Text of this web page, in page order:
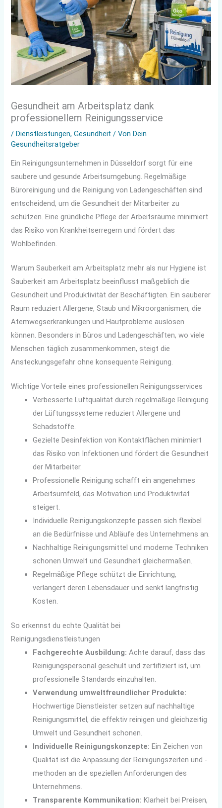
Gesundheit am Arbeitsplatz dank
professionellem Reinigungsservice
/Dienstleistungen,Gesundheit / VonDein
Gesundheitsratgeber
Ein Reinigungsunternehmen in Düsseldorf sorgt für eine
saubere und gesunde Arbeitsumgebung. Regelmäßige
Büroreinigung und die Reinigung von Ladengeschäften sind
entscheidend, um die Gesundheit der Mitarbeiter zu
schützen. Eine gründliche Pflege der Arbeitsräume minimiert
das Risiko von Krankheitserregern und fördert das
Wohlbefinden.
Warum Sauberkeit am Arbeitsplatz mehr als nur Hygiene ist
Sauberkeit am Arbeitsplatz beeinflusst maßgeblich die
Gesundheit und Produktivität der Beschäftigten. Ein sauberer
Raum reduziert Allergene, Staub und Mikroorganismen, die
Atemwegserkrankungen und Hautprobleme auslösen
können. Besonders in Büros und Ladengeschäften, wo viele
Menschen täglich zusammenkommen, steigt die
Ansteckungsgefahr ohne konsequente Reinigung.
Wichtige Vorteile eines professionellen Reinigungsservices
Verbesserte Luftqualität durch regelmäßige Reinigung
der Lüftungssysteme reduziert Allergene und
Schadstoffe.
Gezielte Desinfektion von Kontaktflächen minimiert
das Risiko von Infektionen und fördert die Gesundheit
der Mitarbeiter.
Professionelle Reinigung schafft ein angenehmes
Arbeitsumfeld, das Motivation und Produktivität
steigert.
Individuelle Reinigungskonzepte passen sich flexibel
an die Bedürfnisse und Abläufe des Unternehmens an.
Nachhaltige Reinigungsmittel und moderne Techniken
schonen Umwelt und Gesundheit gleichermaßen.
Regelmäßige Pflege schützt die Einrichtung,
verlängert deren Lebensdauer und senkt langfristig
Kosten.
So erkennst du echte Qualität bei
Reinigungsdienstleistungen
Fachgerechte Ausbildung: Achte darauf, dass das
Reinigungspersonal geschult und zertifiziert ist, um
professionelle Standards einzuhalten.
Verwendung umweltfreundlicher Produkte:
Hochwertige Dienstleister setzen auf nachhaltige
Reinigungsmittel, die effektiv reinigen und gleichzeitig
Umwelt und Gesundheit schonen.
Individuelle Reinigungskonzepte: Ein Zeichen von
Qualität ist die Anpassung der Reinigungszeiten und -
methoden an die speziellen Anforderungen des
Unternehmens.
Transparente Kommunikation: Klarheit bei Preisen,